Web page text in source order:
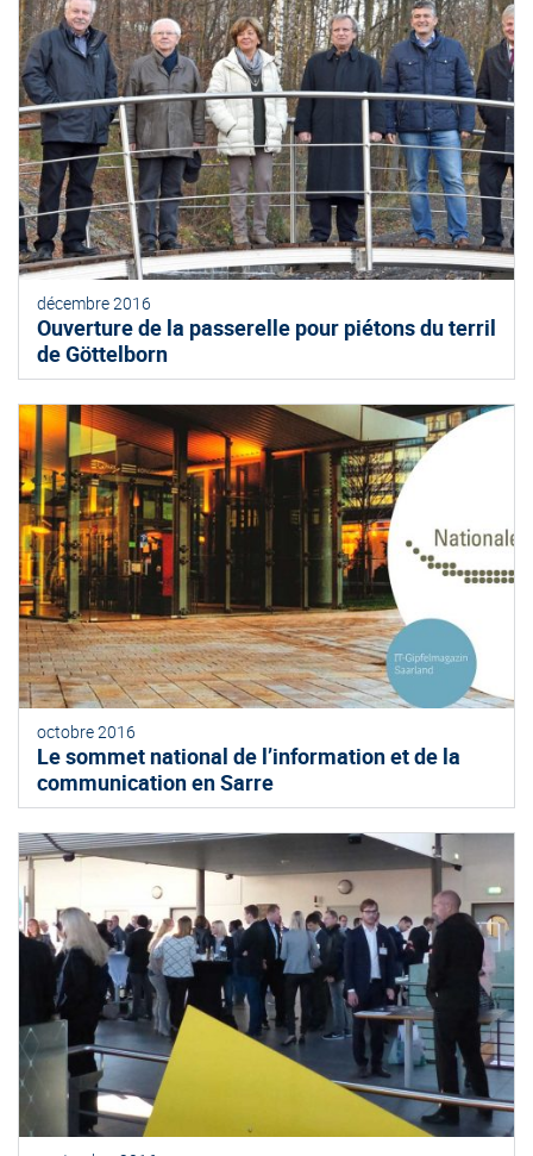
décembre 2016
Ouverture de la passerelle pour piétons du terril
de Göttelborn
octobre 2016
Le sommet national de l’information et de la
communication en Sarre